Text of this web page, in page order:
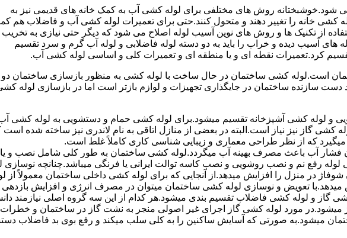
شود.خوشبختانه روش های مختلفی برای لوله کشی آب به کمک خانه های قدیمی نیز به
کشی خانه را تغییر دهند و متحول کنند.حتی برای تعمیرات لوله کشی آب و فاضلاب هم
از تکنیک ها و روش های نوین آسیب لوله اصلاح می شود که دیگر حتی نیازی به تخریب
های آسیب دیده و خراب را باید به دو دسته لوله فاضلابی و لوله آب گرم و سرد تقسیم
کرد.تعمیرات نقطه ای و یا منطقه ای و تعمیرات کلی و اساسی لوله کشی آب.
است.لوله کشی ساختمان در حال ساخت با لوله کشی به منظور بازسازی ساختمان
دست سازنده ساختمان در جایگذاری تجهیزات و لوازم بازتر است اما در بازسازی
لوله کشی آشپزخانه تقسیم میشود.برای لوله کشی حمام و دستشویی به لوله کشی
گاز نیز نیاز است.البته در بعضی از منازل اتاقی به نام لاندری نیز ساخته شده
میگیرد که از نظر طراحی معماری و زیبایی شناسی کاری کاملاً غلط است.
فشار آب باعث مصرف بهینه آب میگردد.لوله کشی ساختمان به طور کلی شامل نصب و یا
رفع نم و نصب روشویی و نصب کاسه توالت ایرانی یا فرنگی میباشد.چنانچه نوسازی
تعویض و نوسازی لوله کشی ساختمان میتوان در مصرف انرژی و افزایش
گاز و لوله کشی فاضلاب تقسیم بندی میشود.هر کدام از این سه گروه اصلی نیازمند
میشود.در مورد لوله کشی گاز اجرای غیر اصولی منجر به نشت گاز در ساختمان و خطرات
میشود.به صورتی که آسایش ساکنین را به کلی سلب میکند و رفع بوی بد